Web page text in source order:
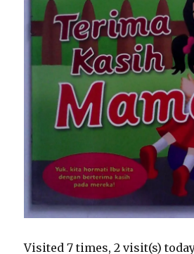
Visited 7 times, 2 visit(s)